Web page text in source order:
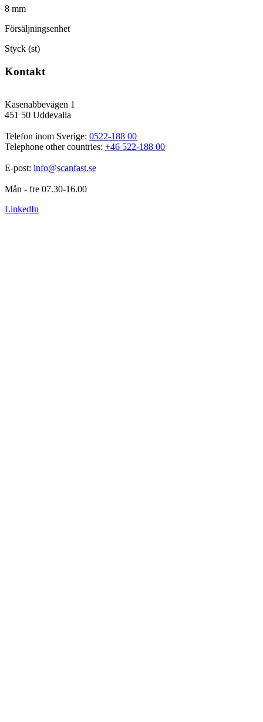
8 mm
Försäljningsenhet
Styck (st)
Kontakt
Kasenabbevägen 1
451 50 Uddevalla
Telefon inom Sverige: 0522-188 00
Telephone other countries: +46 522-188 00
E-post: info@scanfast.se
Mån - fre 07.30-16.00
LinkedIn